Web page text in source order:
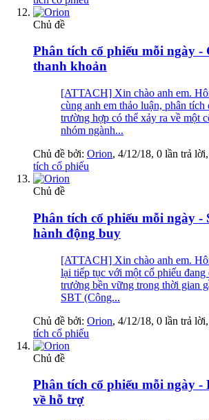
Chủ đề
Phân tích cổ phiếu mỗi ngày -
thanh khoản
[ATTACH] Xin chào anh em.
cùng anh em thảo luận, phân tích
trường hợp có thể xảy ra về một
nhóm ngành...
Chủ đề bởi: Orion, 4/12/18, 0 lần trả
tích cổ phiếu
Chủ đề
Phân tích cổ phiếu mỗi ngày -
hành động buy
[ATTACH] Xin chào anh em.
lại tiếp tục với một cổ phiếu đang
trưởng bền vững trong thời gian
SBT (Công...
Chủ đề bởi: Orion, 4/12/18, 0 lần trả
tích cổ phiếu
Chủ đề
Phân tích cổ phiếu mỗi ngày -
về hỗ trợ